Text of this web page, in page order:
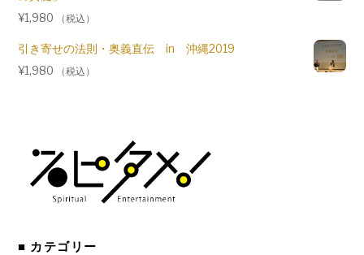
¥1,980 （税込）
引き寄せの法則・奥義直伝 in 沖縄2019
¥1,980 （税込）
■ カテゴリー